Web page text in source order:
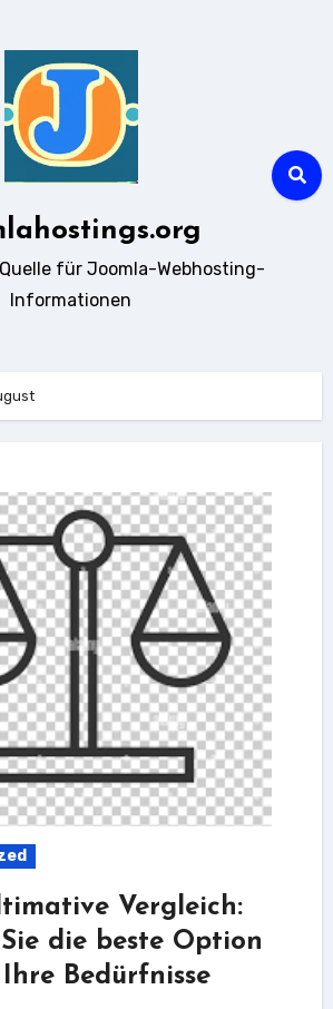
für Joomla-Webhosting-
Informationen
Vergleich:
die beste Option
Bedürfnisse